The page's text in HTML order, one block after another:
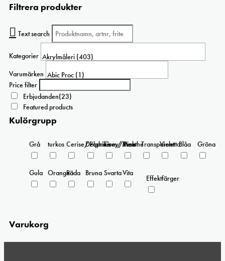
Filtrera produkter
Text search
Kategorier
Varumärken
Price filter
Erbjudanden(23)
Featured products
Kulörgrupp
Grå turkos Cerise/Paprika
Delphinium/Menthe
Grey/Pink
Rosa Transparent
ViolettaBlåa Gröna
Gula OrangeaRöda Bruna SvartaVita
Effektfärger
Varukorg